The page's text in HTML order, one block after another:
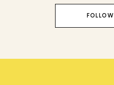
FOLLOW